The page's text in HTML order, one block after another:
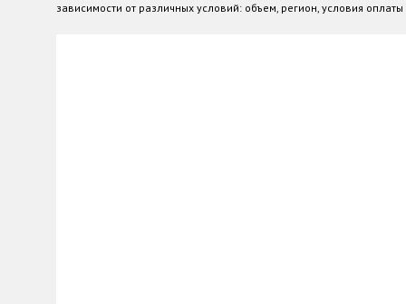
зависимости от различных условий: объем, регион, условия оплаты